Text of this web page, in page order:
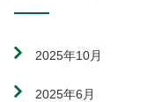
2025年10月
2025年6月